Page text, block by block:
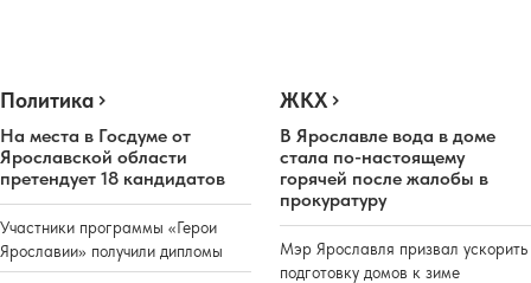
Политика
На места в Госдуме от
Ярославской области
претендует 18 кандидатов
Участники программы «Герои
Ярославии» получили дипломы
ЖКХ
В Ярославле вода в доме
стала по-настоящему
горячей после жалобы в
прокуратуру
Мэр Ярославля призвал ускорить
подготовку домов к зиме